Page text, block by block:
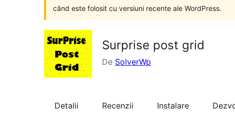
când este folosit cu versiuni recente ale WordPress.
Surprise post grid
De SolverWp
Detalii Recenzii Instalare